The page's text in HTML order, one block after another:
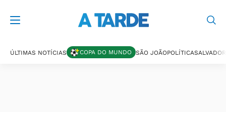
ÚLTIMAS NOTÍCIAS COPA DO MUNDO SÃO JOÃOPOLÍTICASALVADOR